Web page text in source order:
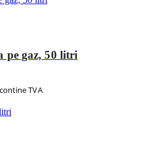
pe gaz, 50 litri
TVA